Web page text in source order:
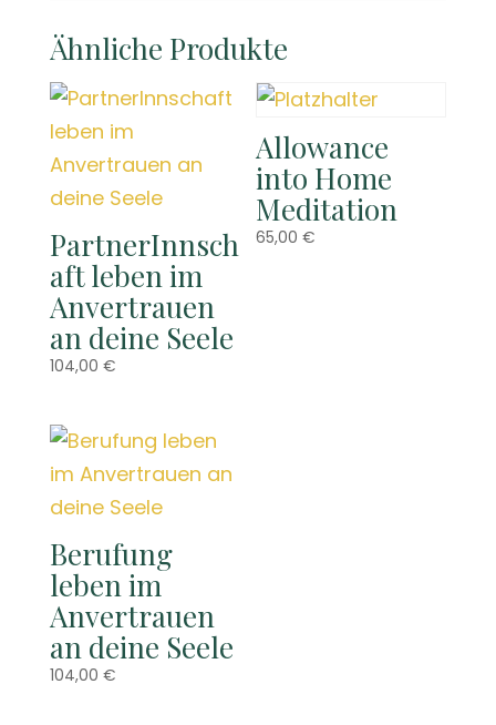
Ähnliche Produkte
PartnerInnsch
aft leben im
Anvertrauen
an deine Seele
104,00 €
Allowance
into Home
Meditation
65,00€
Berufung
leben im
Anvertrauen
an deine Seele
104,00 €